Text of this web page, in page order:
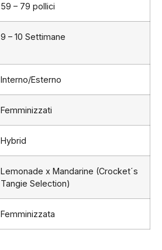
59 – 79 pollici
9 – 10 Settimane
Interno/Esterno
Femminizzati
Hybrid
Lemonade x Mandarine (Crocket´s
Tangie Selection)
Femminizzata